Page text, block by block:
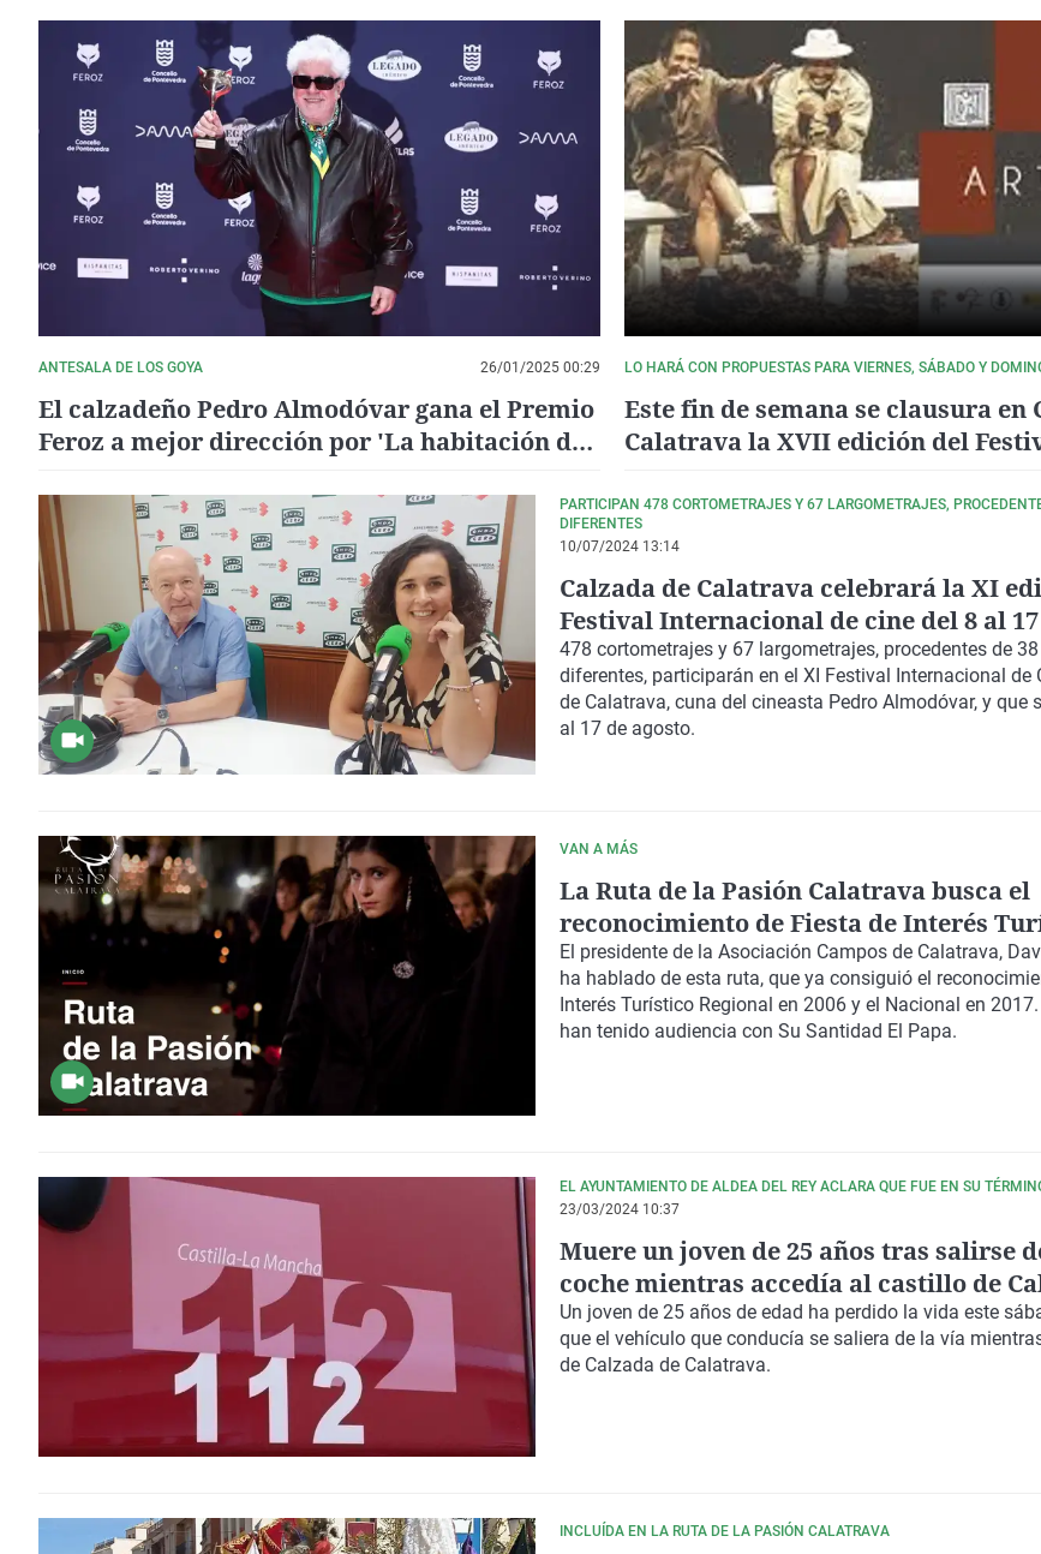
ANTESALA DE LOS GOYA 26/01/2025 00:29
El calzadeño Pedro Almodóvar gana el Premio
Feroz a mejor dirección por 'La habitación de
LO HARÁ CON PROPUESTAS PARA VIERNES, SÁBADO Y
Este fin de semana se clausura en
Calatrava la XVII edición del
PARTICIPAN 478 CORTOMETRAJES Y 67 LARGOMETRAJES,
DIFERENTES
10/07/2024 13:14
Calzada de Calatrava celebrará la XI
Festival Internacional de cine del 8 al
478 cortometrajes y 67 largometrajes, procedentes de
diferentes, participarán en el XI Festival Internacional de
de Calatrava, cuna del cineasta Pedro Almodóvar, y que
al 17 de agosto.
VAN A MÁS
La Ruta de la Pasión Calatrava busca el
reconocimiento de Fiesta de Interés
Internacional
El presidente de la Asociación Campos de Calatrava,
ha hablado de esta ruta, que ya consiguió el
Interés Turístico Regional en 2006 y el Nacional en
han tenido audiencia con Su Santidad El Papa.
EL AYUNTAMIENTO DE ALDEA DEL REY ACLARA QUE FUE EN SU
23/03/2024 10:37
Muere un joven de 25 años tras salirse
coche mientras accedía al castillo de
Calatrava
Un joven de 25 años de edad ha perdido la vida este
que el vehículo que conducía se saliera de la vía
de Calzada de Calatrava.
INCLUÍDA EN LA RUTA DE LA PASIÓN CALATRAVA